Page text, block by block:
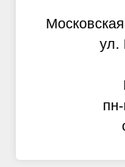
ул.